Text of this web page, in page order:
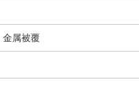
属被覆